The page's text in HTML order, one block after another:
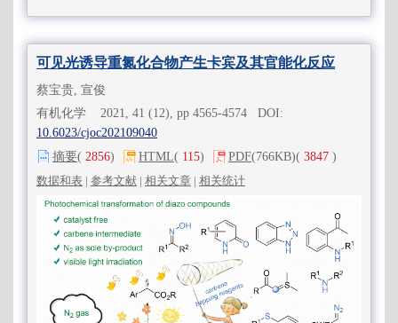
可见光诱导重氮化合物产生卡宾及其官能化反应
蔡宝贵, 宣俊
有机化学 2021, 41 (12), pp 4565-4574 DOI:
10.6023/cjoc202109040
摘要( 2856) HTML( 115) PDF(766KB)( 3847 )
数据和表 | 参考文献 | 相关文章 | 相关统计